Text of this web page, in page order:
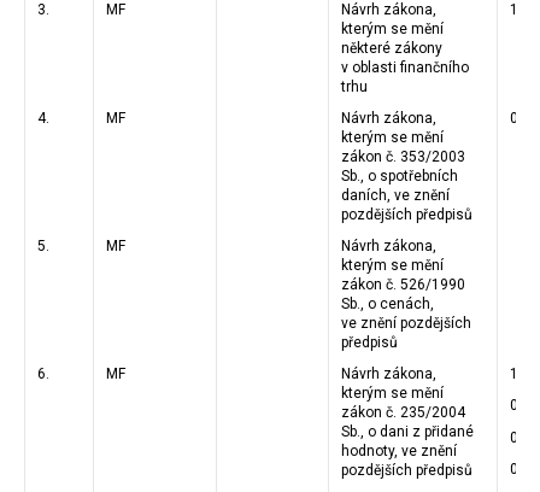
3.
MF
Návrh zákona,
kterým se mění
některé zákony
v oblasti finančního
trhu
4. MF
Návrh zákona,
kterým se mění
zákon č. 353/2003
Sb., o spotřebních
daních, ve znění
pozdějších předpisů
5. MF
Návrh zákona,
kterým se mění
zákon č. 526/1990
Sb., o cenách,
ve znění pozdějších
předpisů
6.
MF
Návrh zákona,
kterým se mění
zákon č. 235/2004
Sb., o dani z přidané
hodnoty, ve znění
pozdějších předpisů